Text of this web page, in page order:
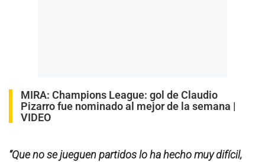
MIRA: Champions League: gol de Claudio
Pizarro fue nominado al mejor de la semana |
VIDEO
“Que no se jueguen partidos lo ha hecho muy difícil,